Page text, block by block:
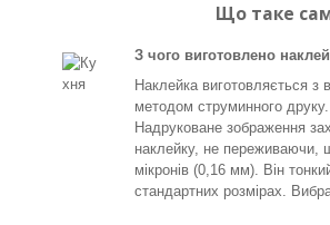
Що таке
З чого виготовлено
Наклейка виготовляється з
методом струминного
Надруковане зображення
наклейку, не переживаючи,
мікронів (0,16 мм). Він
стандартних розмірах.